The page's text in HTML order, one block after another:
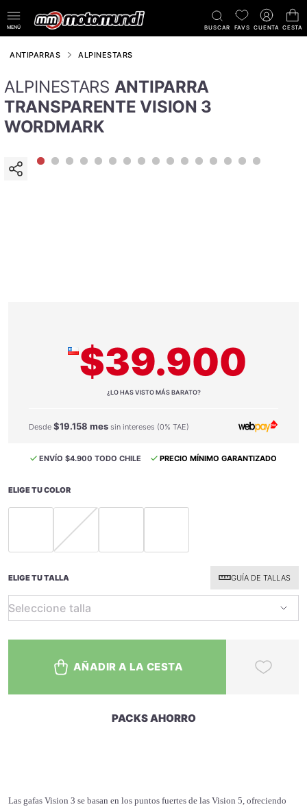
MENÚ BUSCAR FAVS CUENTA CESTA
ANTIPARRAS ALPINESTARS
ALPINESTARS ANTIPARRA
TRANSPARENTE VISION 3
WORDMARK
$39.900
¿LO HAS VISTO MÁS BARATO?
Desde $19.158 mes sin intereses (0% TAE)
ENVÍO $4.900 TODO CHILE PRECIO MÍNIMO GARANTIZADO
ELIGE TU COLOR
ELIGE TU TALLA GUÍA DE TALLAS
AÑADIR A LA CESTA
PACKS AHORRO
Las gafas Vision 3 se basan en los puntos fuertes de las Vision 5, ofreciendo